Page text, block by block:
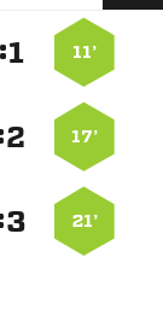
11’
:
17’

21’
